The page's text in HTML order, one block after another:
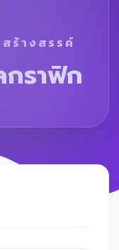
ร้างสรรค์
ราฟิก